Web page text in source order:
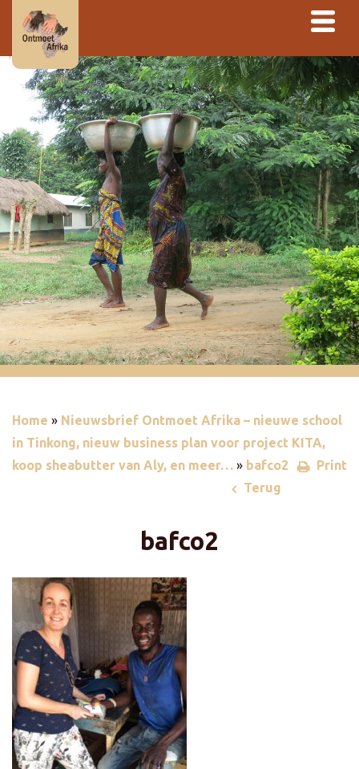
Home » Nieuwsbrief Ontmoet Afrika – nieuwe school
in Tinkong, nieuw business plan voor project KITA,
koop sheabutter van Aly, en meer… » bafco2
Print
Terug
bafco2